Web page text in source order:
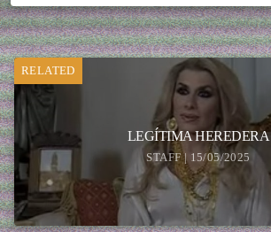
RELATED
LEGÍTIMA HEREDERA
STAFF | 15/05/2025